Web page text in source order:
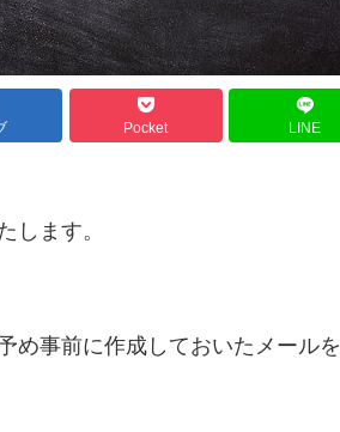
Pocket LINE
します。
め事前に作成しておいたメール